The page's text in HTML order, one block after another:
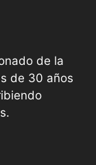
de la
de 30 años